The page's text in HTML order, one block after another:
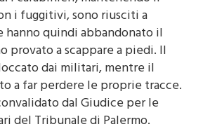
carabinieri, mantenendo il
i fuggitivi, sono riusciti a
hanno quindi abbandonato il
a scappare a piedi. Il
dai militari, mentre il
a far perdere le proprie tracce.
dal Giudice per le